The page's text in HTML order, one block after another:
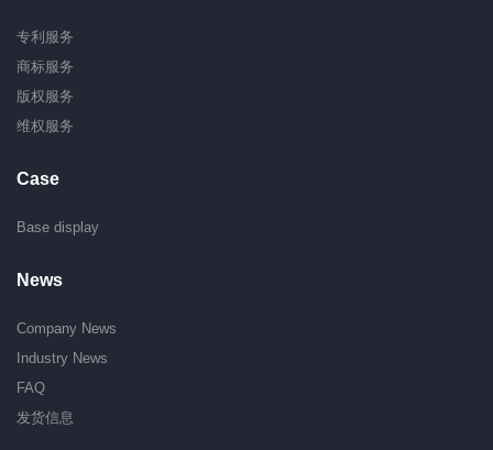
专利服务
商标服务
版权服务
维权服务
Case
Base display
News
Company News
Industry News
FAQ
发货信息